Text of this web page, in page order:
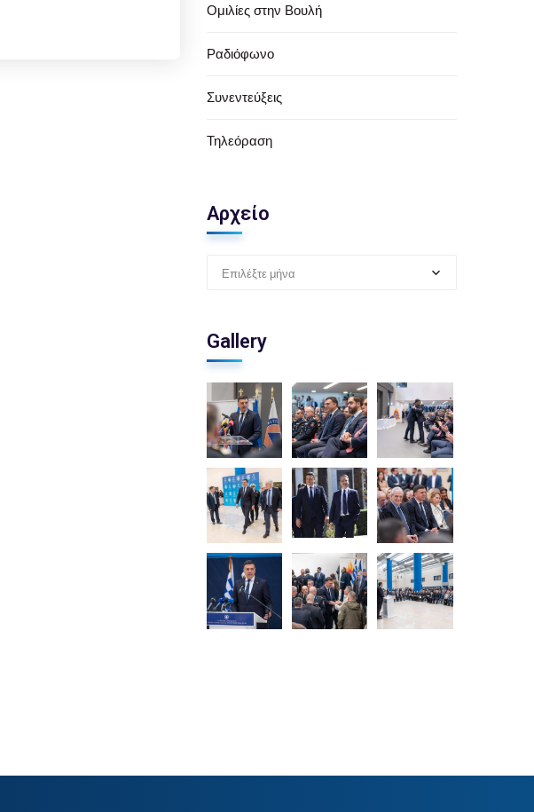
Ομιλίες στην Βουλή
Ραδιόφωνο
Συνεντεύξεις
Τηλεόραση
Αρχείο
Επιλέξτε μήνα
Gallery